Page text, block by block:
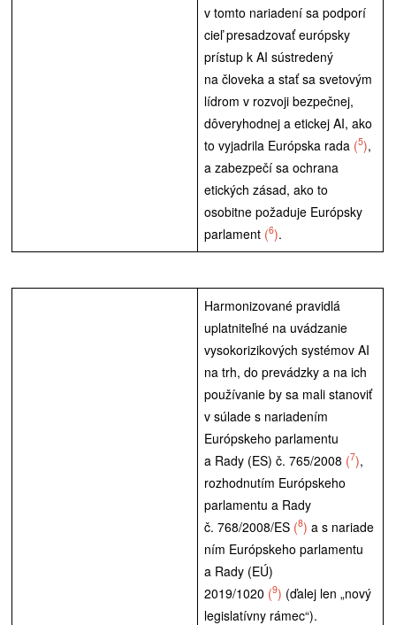
v tomto nariadení sa podporí
cieľ presadzovať európsky
prístup k AI sústredený
na človeka a stať sa svetovým
lídrom v rozvoji bezpečnej,
dôveryhodnej a etickej AI, ako
to vyjadrila Európska rada (5),
a zabezpečí sa ochrana
etických zásad, ako to
osobitne požaduje Európsky
parlament (6).
Harmonizované pravidlá
uplatniteľné na uvádzanie
vysokorizikových systémov AI
na trh, do prevádzky a na ich
používanie by sa mali stanoviť
v súlade s nariadením
Európskeho parlamentu
a Rady (ES) č. 765/2008 (7),
rozhodnutím Európskeho
parlamentu a Rady
č. 768/2008/ES (8) a s nariade
ním Európskeho parlamentu
a Rady (EÚ)
2019/1020 (9) (ďalej len „nový
legislatívny rámec“).